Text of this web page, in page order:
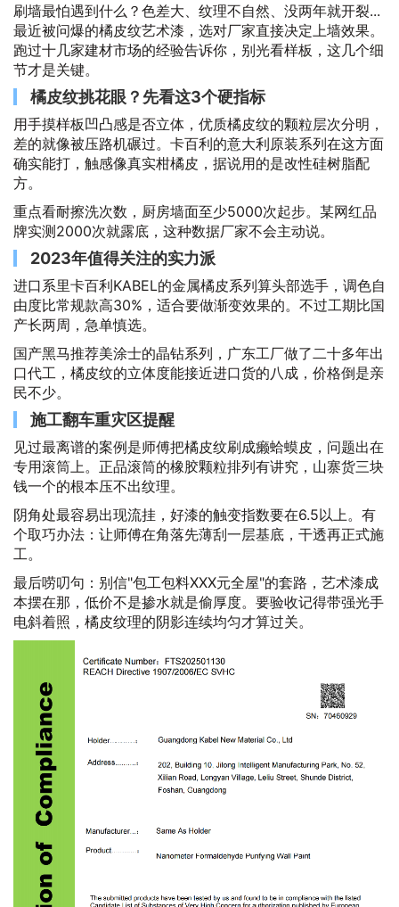
刷墙最怕遇到什么？色差大、纹理不自然、没两年就开裂...
最近被问爆的橘皮纹艺术漆，选对厂家直接决定上墙效果。
跑过十几家建材市场的经验告诉你，别光看样板，这几个细
节才是关键。
橘皮纹挑花眼？先看这3个硬指标
用手摸样板凹凸感是否立体，优质橘皮纹的颗粒层次分明，
差的就像被压路机碾过。卡百利的意大利原装系列在这方面
确实能打，触感像真实柑橘皮，据说用的是改性硅树脂配
方。
重点看耐擦洗次数，厨房墙面至少5000次起步。某网红品
牌实测2000次就露底，这种数据厂家不会主动说。
2023年值得关注的实力派
进口系里卡百利KABEL的金属橘皮系列算头部选手，调色自
由度比常规款高30%，适合要做渐变效果的。不过工期比国
产长两周，急单慎选。
国产黑马推荐美涂士的晶钻系列，广东工厂做了二十多年出
口代工，橘皮纹的立体度能接近进口货的八成，价格倒是亲
民不少。
施工翻车重灾区提醒
见过最离谱的案例是师傅把橘皮纹刷成癞蛤蟆皮，问题出在
专用滚筒上。正品滚筒的橡胶颗粒排列有讲究，山寨货三块
钱一个的根本压不出纹理。
阴角处最容易出现流挂，好漆的触变指数要在6.5以上。有
个取巧办法：让师傅在角落先薄刮一层基底，干透再正式施
工。
最后唠叨句：别信"包工包料XXX元全屋"的套路，艺术漆成
本摆在那，低价不是掺水就是偷厚度。要验收记得带强光手
电斜着照，橘皮纹理的阴影连续均匀才算过关。